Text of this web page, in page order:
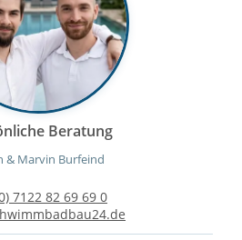
Beratung
& Marvin Burfeind
7122 82 69 69 0